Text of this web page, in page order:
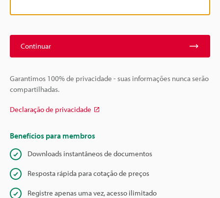
Continuar
Garantimos 100% de privacidade - suas informações nunca serão
compartilhadas.
Declaração de privacidade
Benefícios para membros
Downloads instantâneos de documentos
Resposta rápida para cotação de preços
Registre apenas uma vez, acesso ilimitado